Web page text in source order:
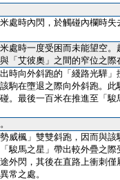
處時內閃，於觸碰內欄時
處時一度受困而未能望空
「艾彼奧」之間的窄位之際
時向外斜跑的「綫路光驊
駒在墮退之際向外斜跑。
。最後一百米在推進至「
威楓」雙雙斜跑，因而與
駿馬之星」帶出較外疊之
外閃，其後在直路上衝刺
常之處。